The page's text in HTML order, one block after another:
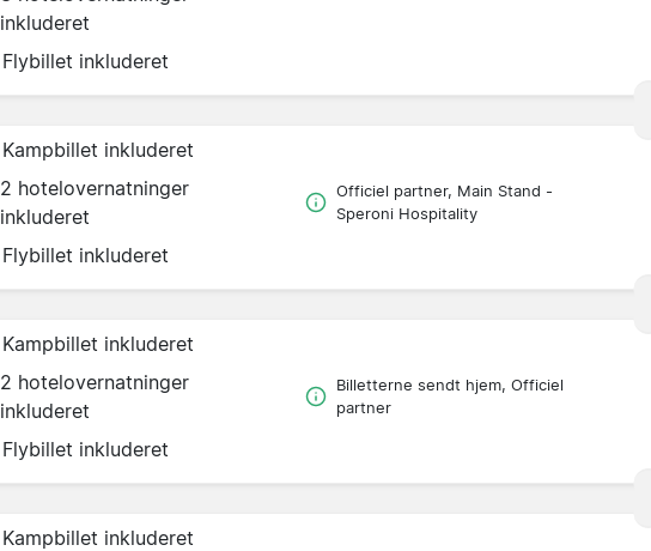
inkluderet
Flybillet inkluderet
Kampbillet inkluderet
2 hotelovernatninger
inkluderet
Flybillet inkluderet
Officiel partner, Main Stand -
Speroni Hospitality
Kampbillet inkluderet
2 hotelovernatninger
inkluderet
Flybillet inkluderet
Billetterne sendt hjem, Officiel
partner
Kampbillet inkluderet